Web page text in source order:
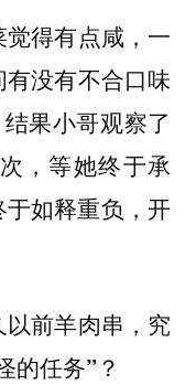
得有点咸，一
没有不合口味
果小哥观察了
，等她终于承
如释重负，开
前羊肉串，究
的任务”？